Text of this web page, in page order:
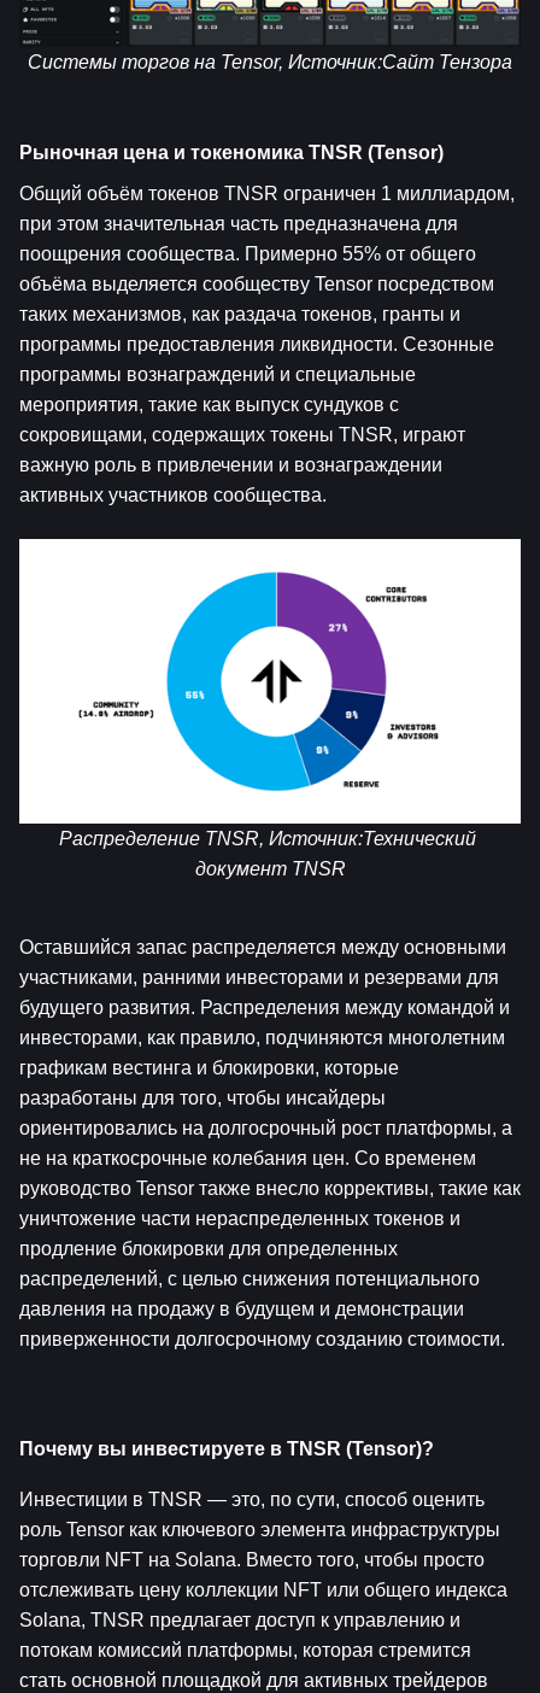
Системы торгов на Tensor, Источник:Сайт Тензора
Рыночная цена и токеномика TNSR (Tensor)
Общий объём токенов TNSR ограничен 1 миллиардом,
при этом значительная часть предназначена для
поощрения сообщества. Примерно 55% от общего
объёма выделяется сообществу Tensor посредством
таких механизмов, как раздача токенов, гранты и
программы предоставления ликвидности. Сезонные
программы вознаграждений и специальные
мероприятия, такие как выпуск сундуков с
сокровищами, содержащих токены TNSR, играют
важную роль в привлечении и вознаграждении
активных участников сообщества.
Распределение TNSR, Источник:Технический
документ TNSR
Оставшийся запас распределяется между основными
участниками, ранними инвесторами и резервами для
будущего развития. Распределения между командой и
инвесторами, как правило, подчиняются многолетним
графикам вестинга и блокировки, которые
разработаны для того, чтобы инсайдеры
ориентировались на долгосрочный рост платформы, а
не на краткосрочные колебания цен. Со временем
руководство Tensor также внесло коррективы, такие как
уничтожение части нераспределенных токенов и
продление блокировки для определенных
распределений, с целью снижения потенциального
давления на продажу в будущем и демонстрации
приверженности долгосрочному созданию стоимости.
Почему вы инвестируете в TNSR (Tensor)?
Инвестиции в TNSR — это, по сути, способ оценить
роль Tensor как ключевого элемента инфраструктуры
торговли NFT на Solana. Вместо того, чтобы просто
отслеживать цену коллекции NFT или общего индекса
Solana, TNSR предлагает доступ к управлению и
потокам комиссий платформы, которая стремится
стать основной площадкой для активных трейдеров